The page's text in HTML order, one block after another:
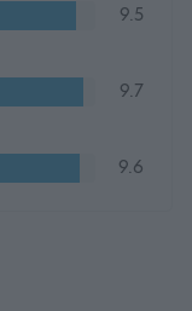
9.5
9.7
9.6